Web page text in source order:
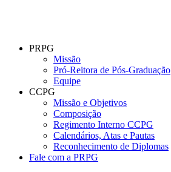
PRPG
Missão
Pró-Reitora de Pós-Graduação
Equipe
CCPG
Missão e Objetivos
Composição
Regimento Interno CCPG
Calendários, Atas e Pautas
Reconhecimento de Diplomas
Fale com a PRPG